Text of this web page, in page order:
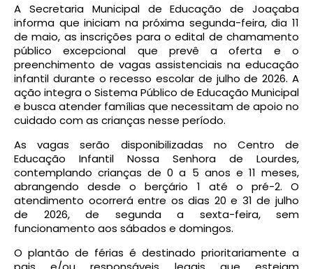
A Secretaria Municipal de Educação de Joaçaba
informa que iniciam na próxima segunda-feira, dia 11
de maio, as inscrições para o edital de chamamento
público excepcional que prevê a oferta e o
preenchimento de vagas assistenciais na educação
infantil durante o recesso escolar de julho de 2026. A
ação integra o Sistema Público de Educação Municipal
e busca atender famílias que necessitam de apoio no
cuidado com as crianças nesse período.
As vagas serão disponibilizadas no Centro de
Educação Infantil Nossa Senhora de Lourdes,
contemplando crianças de 0 a 5 anos e 11 meses,
abrangendo desde o berçário 1 até o pré-2. O
atendimento ocorrerá entre os dias 20 e 31 de julho
de 2026, de segunda a sexta-feira, sem
funcionamento aos sábados e domingos.
O plantão de férias é destinado prioritariamente a